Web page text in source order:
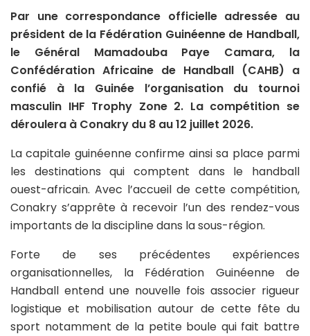
Par une correspondance officielle adressée au
président de la Fédération Guinéenne de Handball,
le Général Mamadouba Paye Camara, la
Confédération Africaine de Handball (CAHB) a
confié à la Guinée l’organisation du tournoi
masculin IHF Trophy Zone 2. La compétition se
déroulera à Conakry du 8 au 12 juillet 2026.
La capitale guinéenne confirme ainsi sa place parmi
les destinations qui comptent dans le handball
ouest-africain. Avec l’accueil de cette compétition,
Conakry s’apprête à recevoir l’un des rendez-vous
importants de la discipline dans la sous-région.
Forte de ses précédentes expériences
organisationnelles, la Fédération Guinéenne de
Handball entend une nouvelle fois associer rigueur
logistique et mobilisation autour de cette fête du
sport notamment de la petite boule qui fait battre